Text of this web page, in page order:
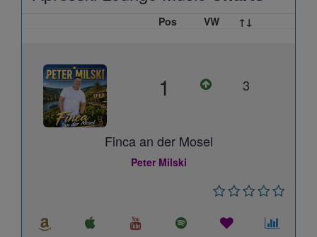
Pos VW ↑↓
1 3
Finca an der Mosel
Peter Milski